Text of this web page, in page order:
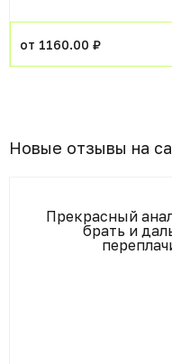
от 1160.00 ₽
Новые отзывы на
Прекрасный
брать и